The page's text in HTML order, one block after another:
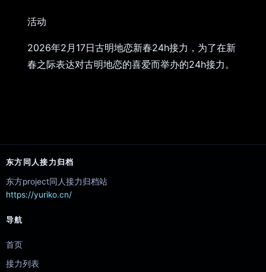
活动
2026年2月17日古明地恋新春24h接力，为了在新
春之际表达对古明地恋的喜爱而举办的24h接力。
东方同人接力归档
东方project同人接力归档站
https://yuriko.cn/
导航
首页
接力列表